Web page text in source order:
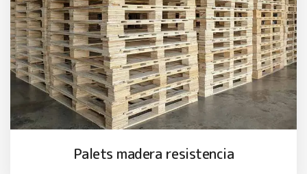
Palets madera resistencia